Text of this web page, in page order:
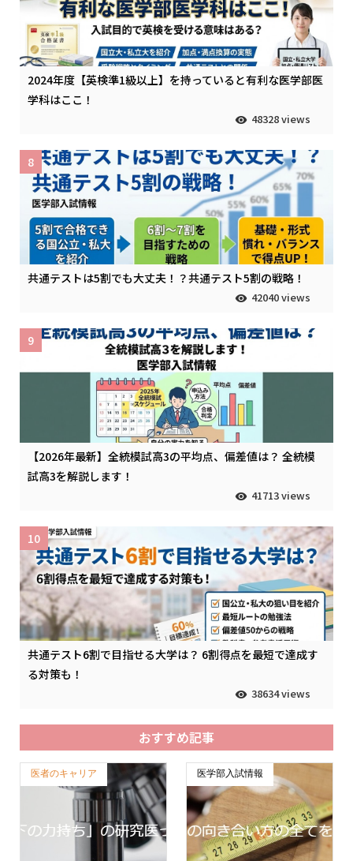
2024年度【英検準1級以上】を持っていると有利な医学部医
学科はここ！
48328 views
共通テストは5割でも大丈夫！？共通テスト5割の戦略！
42040 views
8
【2026年最新】全統模試高3の平均点、偏差値は？ 全統模
試高3を解説します！
41713 views
9
共通テスト6割で目指せる大学は？ 6割得点を最短で達成す
る対策も！
38634 views
10
おすすめ記事
医者のキャリア 医学部入試情報